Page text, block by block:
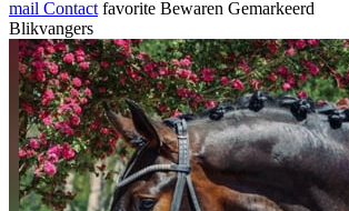
mail Contact favorite Bewaren Gemarkeerd
Blikvangers